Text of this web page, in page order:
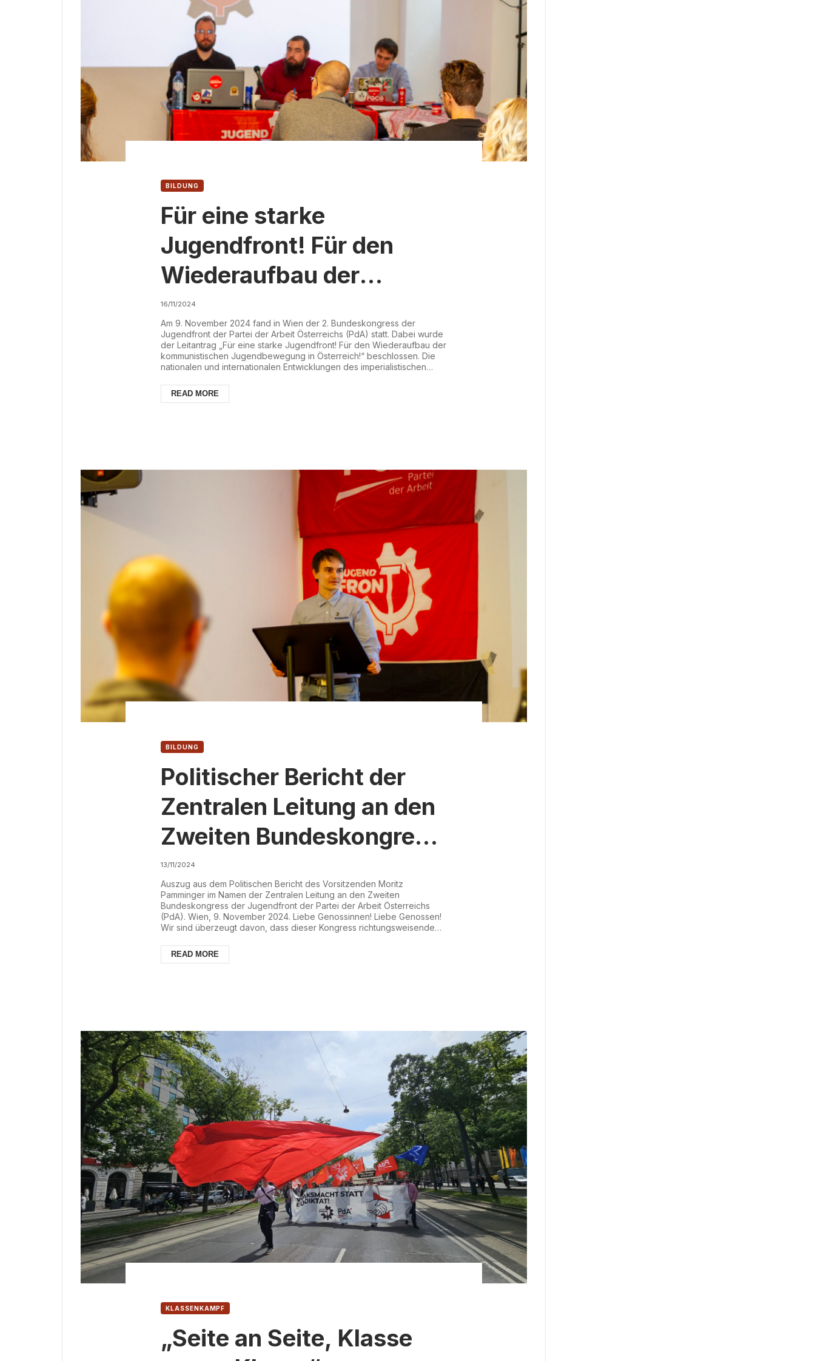
BILDUNG
Für eine starke
Jugendfront! Für den
Wiederaufbau der
kommunistischen
Jugendbewegung in
Österreich!
16/11/2024
Am 9. November 2024 fand in Wien der 2. Bundeskongress der
Jugendfront der Partei der Arbeit Österreichs (PdA) statt. Dabei wurde
der Leitantrag „Für eine starke Jugendfront! Für den Wiederaufbau der
kommunistischen Jugendbewegung in Österreich!“ beschlossen. Die
nationalen und internationalen Entwicklungen des imperialistischen
Arbeit Österreichs (PdA) im Oktober 2022 verdeutlichen die
Unfähigkeit des Kapitalismus, für Wohlstand,...
READ MORE
BILDUNG
Politischer Bericht der
Zentralen Leitung an den
Zweiten Bundeskongress
der Jugendfront
13/11/2024
Auszug aus dem Politischen Bericht des Vorsitzenden Moritz
Pamminger im Namen der Zentralen Leitung an den Zweiten
Bundeskongress der Jugendfront der Partei der Arbeit Österreichs
(PdA). Wien, 9. November 2024. Liebe Genossinnen! Liebe Genossen!
Wir sind überzeugt davon, dass dieser Kongress richtungsweisende
der Stärkung unseres Verbandes darstellen wird. Ich darf nun im
Namen der Zentralen Leitung über die politischen Entwicklu...
READ MORE
KLASSENKAMPF
„Seite an Seite, Klasse